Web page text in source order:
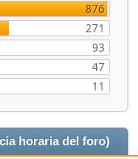
876
271
93
47
11
horaria del foro)